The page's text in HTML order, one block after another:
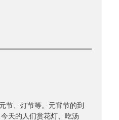
节、灯节等。元宵节的到
天的人们赏花灯、吃汤